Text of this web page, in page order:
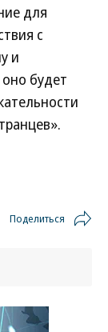
для
с
и
будет
Поделиться